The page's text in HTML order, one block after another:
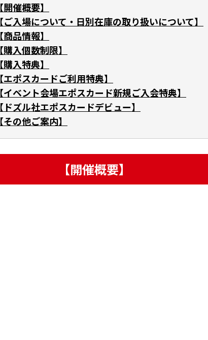
【開催概要】
【ご入場について・日別在庫の取り扱いについて】
【商品情報】
【購入個数制限】
【購入特典】
【エポスカードご利用特典】
【イベント会場エポスカード新規ご入会特典】
【ドズル社エポスカードデビュー】
【その他ご案内】
【開催概要】